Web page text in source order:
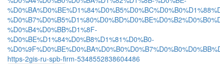
%D0%B4%D0%BB%D1%8F-
%D0%BE%D1%84%D0%B8%D1%81%D0%B0-
https-2gis-ru-spb-firm-5348552838604486